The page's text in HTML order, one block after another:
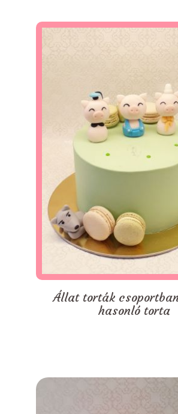
Állat torták
hasonló torta